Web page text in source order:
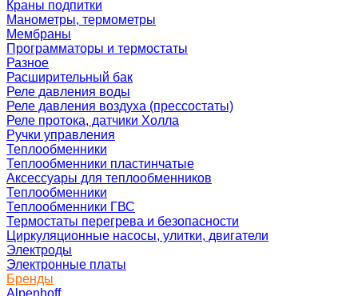
Краны подпитки
Манометры, термометры
Мембраны
Программаторы и термостаты
Разное
Расширительный бак
Реле давления воды
Реле давления воздуха (прессостаты)
Реле протока, датчики Холла
Ручки управления
Теплообменники
Теплообменники пластинчатые
Аксессуары для теплообменников
Теплообменники
Теплообменники ГВС
Термостаты перегрева и безопасности
Циркуляционные насосы, улитки, двигатели
Электроды
Электронные платы
Бренды
Alpenhoff